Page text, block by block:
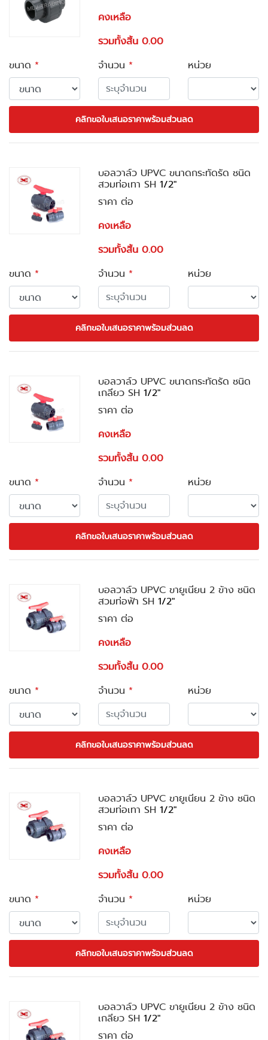
คงเหลือ
รวมทั้งสิ้น 0.00
ขนาด * จำนวน * หน่วย
คลิกขอใบเสนอราคาพร้อมส่วนลด
บอลวาล์ว UPVC ขนาดกระทัดรัด ชนิด
สวมท่อเทา SH1/2"
ราคา ต่อ
คงเหลือ
รวมทั้งสิ้น 0.00
ขนาด * จำนวน * หน่วย
คลิกขอใบเสนอราคาพร้อมส่วนลด
บอลวาล์ว UPVC ขนาดกระทัดรัด ชนิด
เกลียว SH1/2"
ราคา ต่อ
คงเหลือ
รวมทั้งสิ้น 0.00
ขนาด * จำนวน * หน่วย
คลิกขอใบเสนอราคาพร้อมส่วนลด
บอลวาล์ว UPVC ขายูเนียน 2 ข้าง ชนิด
สวมท่อฟ้า SH1/2"
ราคา ต่อ
คงเหลือ
รวมทั้งสิ้น 0.00
ขนาด * จำนวน * หน่วย
คลิกขอใบเสนอราคาพร้อมส่วนลด
บอลวาล์ว UPVC ขายูเนียน 2 ข้าง ชนิด
สวมท่อเทา SH1/2"
ราคา ต่อ
คงเหลือ
รวมทั้งสิ้น 0.00
ขนาด * จำนวน * หน่วย
คลิกขอใบเสนอราคาพร้อมส่วนลด
บอลวาล์ว UPVC ขายูเนียน 2 ข้าง ชนิด
เกลียว SH1/2"
ราคา ต่อ